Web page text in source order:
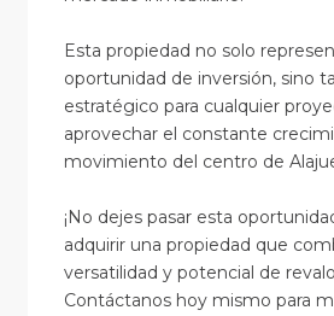
Esta propiedad no solo
oportunidad de inversión, sino
estratégico para cualquier
aprovechar el constante
movimiento del centro de
¡No dejes pasar esta
adquirir una propiedad que
versatilidad y potencial de
Contáctanos hoy mismo para